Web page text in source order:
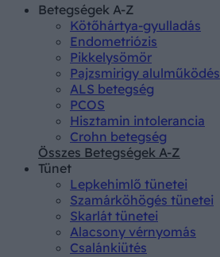
Betegségek A-Z
Kötőhártya-gyulladás
Endometriózis
Pikkelysömör
Pajzsmirigy alulműködés
ALS betegség
PCOS
Hisztamin intolerancia
Crohn betegség
Összes Betegségek A-Z
Tünet
Lepkehimlő tünetei
Szamárköhögés tünetei
Skarlát tünetei
Alacsony vérnyomás
Csalánkiütés